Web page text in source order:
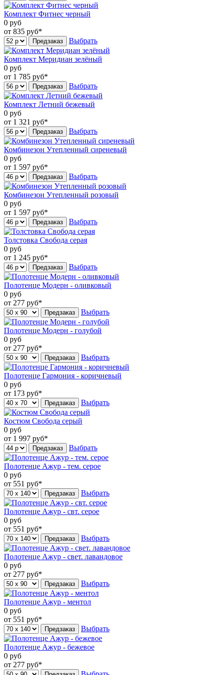
Комплект Фитнес черный
0 руб
от 835 руб*
Предзаказ Выбрать
Комплект Меридиан зелёный
0 руб
от 1 785 руб*
Предзаказ Выбрать
Комплект Летний бежевый
0 руб
от 1 321 руб*
Предзаказ Выбрать
Комбинезон Утепленный сиреневый
0 руб
от 1 597 руб*
Предзаказ Выбрать
Комбинезон Утепленный розовый
0 руб
от 1 597 руб*
Предзаказ Выбрать
Толстовка Свобода серая
0 руб
от 1 245 руб*
Предзаказ Выбрать
Полотенце Модерн - оливковый
0 руб
от 277 руб*
Предзаказ Выбрать
Полотенце Модерн - голубой
0 руб
от 277 руб*
Предзаказ Выбрать
Полотенце Гармония - коричневый
0 руб
от 173 руб*
Предзаказ Выбрать
Костюм Свобода серый
0 руб
от 1 997 руб*
Предзаказ Выбрать
Полотенце Ажур - тем. серое
0 руб
от 551 руб*
Предзаказ Выбрать
Полотенце Ажур - свт. серое
0 руб
от 551 руб*
Предзаказ Выбрать
Полотенце Ажур - свет. лавандовое
0 руб
от 277 руб*
Предзаказ Выбрать
Полотенце Ажур - ментол
0 руб
от 551 руб*
Предзаказ Выбрать
Полотенце Ажур - бежевое
0 руб
от 277 руб*